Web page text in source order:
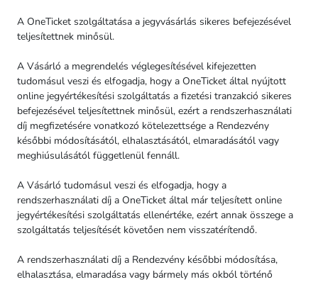
A OneTicket szolgáltatása a jegyvásárlás sikeres befejezésével
teljesítettnek minősül.
A Vásárló a megrendelés véglegesítésével kifejezetten
tudomásul veszi és elfogadja, hogy a OneTicket által nyújtott
online jegyértékesítési szolgáltatás a fizetési tranzakció sikeres
befejezésével teljesítettnek minősül, ezért a rendszerhasználati
díj megfizetésére vonatkozó kötelezettsége a Rendezvény
későbbi módosításától, elhalasztásától, elmaradásától vagy
meghiúsulásától függetlenül fennáll.
A Vásárló tudomásul veszi és elfogadja, hogy a
rendszerhasználati díj a OneTicket által már teljesített online
jegyértékesítési szolgáltatás ellenértéke, ezért annak összege a
szolgáltatás teljesítését követően nem visszatérítendő.
A rendszerhasználati díj a Rendezvény későbbi módosítása,
elhalasztása, elmaradása vagy bármely más okból történő